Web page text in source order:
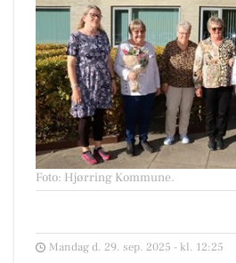
Foto: Hjørring Kommune.
Mandag d. 29. sep. 2025 - kl. 12:25